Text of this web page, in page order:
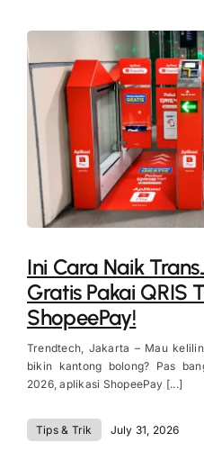
Ini Cara Naik
Gratis Pakai QRIS
ShopeePay!
Trendtech, Jakarta – Mau
bikin kantong bolong? Pas
2026, aplikasi ShopeePay [...]
Tips & Trik July 31, 2026